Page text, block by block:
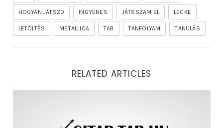
HOGYAN JÁTSZD INGYENES JÁTSSZAM EL LECKE
LETÖLTÉS METALLICA TAB TANFOLYAM TANULÁS
RELATED ARTICLES